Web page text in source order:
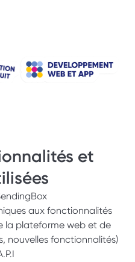
et
aux fonctionnalités
la plateforme web et de
nouvelles fonctionnalités)